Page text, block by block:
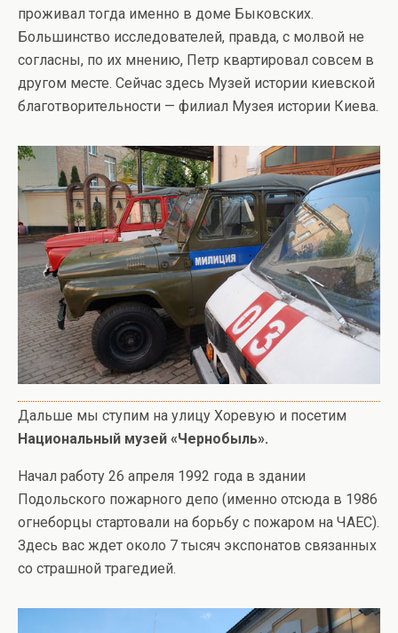
проживал тогда именно в доме Быковских.
Большинство исследователей, правда, с молвой не
согласны, по их мнению, Петр квартировал совсем в
другом месте. Сейчас здесь Музей истории киевской
благотворительности — филиал Музея истории Киева.
Дальше мы ступим на улицу Хоревую и посетим
Национальный музей «Чернобыль».
Начал работу 26 апреля 1992 года в здании
Подольского пожарного депо (именно отсюда в 1986
огнеборцы стартовали на борьбу с пожаром на ЧАЕС).
Здесь вас ждет около 7 тысяч экспонатов связанных
со страшной трагедией.